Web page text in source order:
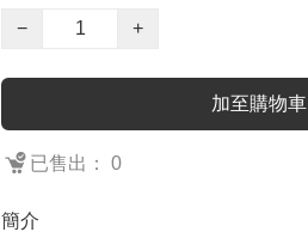
−
+
加至購物車
已售出： 0
簡介